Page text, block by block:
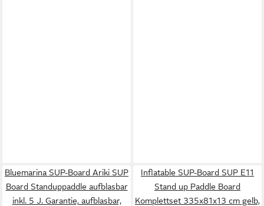
Bluemarina SUP-Board Ariki SUP
Board Standuppaddle aufblasbar
inkl. 5 J. Garantie, aufblasbar,
Inflatable SUP-Board SUP E11
Stand up Paddle Board
Komplettset 335x81x13 cm gelb,